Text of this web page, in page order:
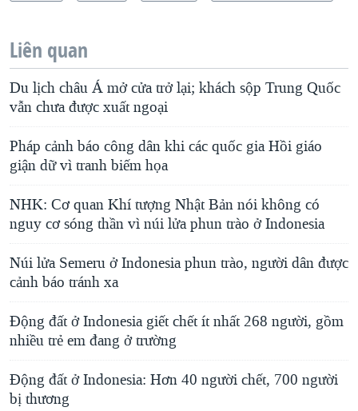
Liên quan
Du lịch châu Á mở cửa trở lại; khách sộp Trung Quốc
vẫn chưa được xuất ngoại
Pháp cảnh báo công dân khi các quốc gia Hồi giáo
giận dữ vì tranh biếm họa
NHK: Cơ quan Khí tượng Nhật Bản nói không có
nguy cơ sóng thần vì núi lửa phun trào ở Indonesia
Núi lửa Semeru ở Indonesia phun trào, người dân được
cảnh báo tránh xa
Động đất ở Indonesia giết chết ít nhất 268 người, gồm
nhiều trẻ em đang ở trường
Động đất ở Indonesia: Hơn 40 người chết, 700 người
bị thương